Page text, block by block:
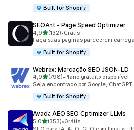
Built for Shopify
SEOAnt ‑ Page Speed Optimizer
4,9de 5 estrelas
(132)
132 avaliações ao todo
•Grátis
Faça suas páginas parecerem
Built for Shopify
Webrex: Marcação SEO JSON‑LD
4,9de 5 estrelas
(798)
798 avaliações ao todo
•Plano gratuito disponível
Seja encontrado por Google,
Built for Shopify
Avada AEO SEO Optimizer LLMs
5,0de 5 estrelas
(353)
353 avaliações ao todo
•Grátis
SEO para IA, AEO, GEO com llms.txt,